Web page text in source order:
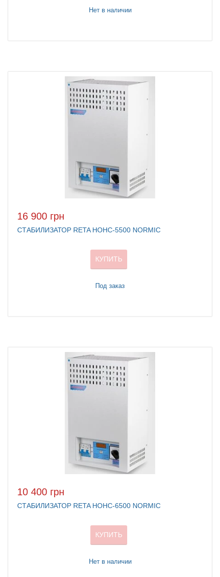
Нет в наличии
16 900 грн
СТАБИЛИЗАТОР RETA НОНС-5500 NORMIC
КУПИТЬ
Под заказ
10 400 грн
СТАБИЛИЗАТОР RETA НОНС-6500 NORMIC
КУПИТЬ
Нет в наличии